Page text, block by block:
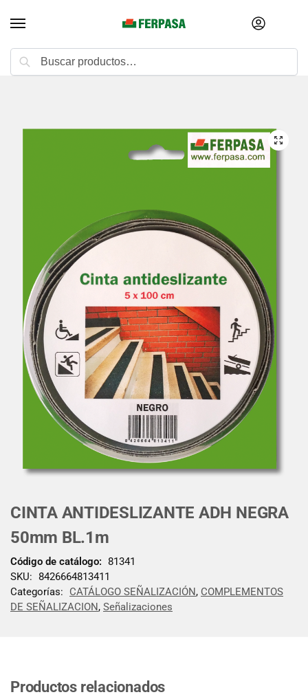
CINTA ANTIDESLIZANTE ADH NEGRA
50mm BL.1m
Código de catálogo: 81341
SKU: 8426664813411
Categorías:
CATÁLOGO SEÑALIZACIÓN, COMPLEMENTOS
DE SEÑALIZACION, Señalizaciones
Productos relacionados